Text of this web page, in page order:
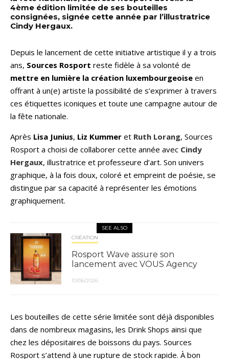
4ème édition limitée de ses bouteilles
consignées, signée cette année par l’illustratrice
Cindy Hergaux.
Depuis le lancement de cette initiative artistique il y a trois
ans, Sources Rosport reste fidèle à sa volonté de
mettre en lumière la création luxembourgeoise en
offrant à un(e) artiste la possibilité de s’exprimer à travers
ces étiquettes iconiques et toute une campagne autour de
la fête nationale.
Après Lisa Junius, Liz Kummer et Ruth Lorang, Sources
Rosport a choisi de collaborer cette année avec Cindy
Hergaux, illustratrice et professeure d’art. Son univers
graphique, à la fois doux, coloré et empreint de poésie, se
distingue par sa capacité à représenter les émotions
graphiquement.
SEE ALSO
CRÉATION
Rosport Wave assure son
lancement avec VOUS Agency
10/06/2026
Les bouteilles de cette série limitée sont déjà disponibles
dans de nombreux magasins, les Drink Shops ainsi que
chez les dépositaires de boissons du pays. Sources
Rosport s’attend à une rupture de stock rapide. À bon